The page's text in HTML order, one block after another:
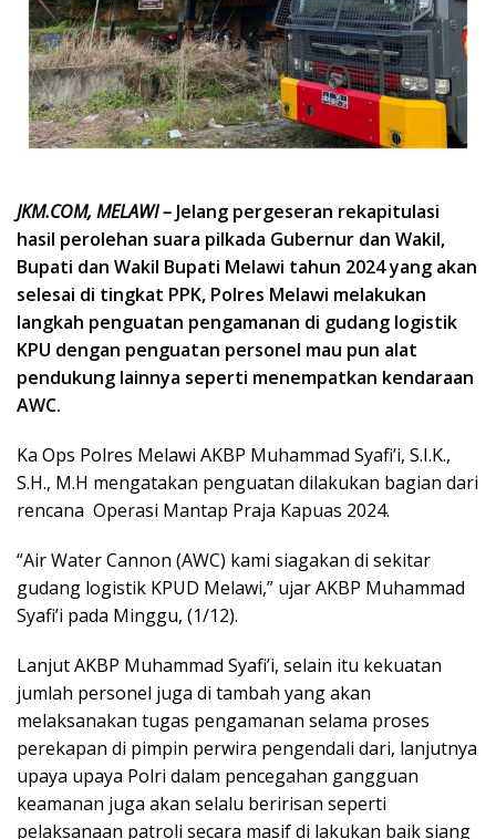
JKM.COM, MELAWI – Jelang pergeseran rekapitulasi
hasil perolehan suara pilkada Gubernur dan Wakil,
Bupati dan Wakil Bupati Melawi tahun 2024 yang akan
selesai di tingkat PPK, Polres Melawi melakukan
langkah penguatan pengamanan di gudang logistik
KPU dengan penguatan personel mau pun alat
pendukung lainnya seperti menempatkan kendaraan
AWC.
Ka Ops Polres Melawi AKBP Muhammad Syafi’i, S.I.K.,
S.H., M.H mengatakan penguatan dilakukan bagian dari
rencana Operasi Mantap Praja Kapuas 2024.
“Air Water Cannon (AWC) kami siagakan di sekitar
gudang logistik KPUD Melawi,” ujar AKBP Muhammad
Syafi’i pada Minggu, (1/12).
Lanjut AKBP Muhammad Syafi’i, selain itu kekuatan
jumlah personel juga di tambah yang akan
melaksanakan tugas pengamanan selama proses
perekapan di pimpin perwira pengendali dari, lanjutnya
upaya upaya Polri dalam pencegahan gangguan
keamanan juga akan selalu beririsan seperti
pelaksanaan patroli secara masif di lakukan baik siang